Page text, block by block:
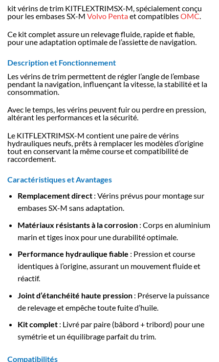
kit vérins de trim KITFLEXTRIMSX-M, spécialement conçu
pour les embases SX-M Volvo Pentaet compatiblesOMC.
Ce kit complet assure un relevage fluide, rapide et fiable,
pour une adaptation optimale de l’assiette de navigation.
Description et Fonctionnement
Les vérins de trim permettent de régler l’angle de l’embase
pendant la navigation, influençant la vitesse, la stabilité et la
consommation.
Avec le temps, les vérins peuvent fuir ou perdre en pression,
altérant les performances et la sécurité.
Le KITFLEXTRIMSX-M contient une paire de vérins
hydrauliques neufs, prêts à remplacer les modèles d’origine
tout en conservant la même course et compatibilité de
raccordement.
Caractéristiques et Avantages
Remplacement direct: Vérins prévus pour montage sur
embases SX-M sans adaptation.
Matériaux résistants à la corrosion: Corps en aluminium
marin et tiges inox pour une durabilité optimale.
Performance hydraulique fiable : Pression et course
identiques à l’origine, assurant un mouvement fluide et
réactif.
Joint d’étanchéité haute pression: Préserve la puissance
de relevage et empêche toute fuite d’huile.
Kit complet: Livré par paire (bâbord + tribord) pour une
symétrie et un équilibrage parfait du trim.
Compatibilités